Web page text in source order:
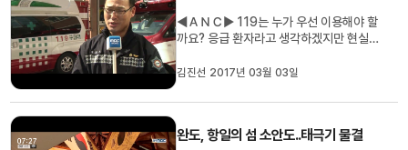
◀ＡＮＣ▶ 119는 누가 우선 이용해야 할
까요? 응급 환자라고 생각하겠지만 현실이
다. ◀ＥＮＤ▶ ◀ＶＣＲ▶ 목포소방서
24시간 동안 접수된 신고는 17건. [C/G]
는 신고, 119가 출동한 뒤엔 회복됐다며...
김진선 2017년 03월 03일
완도, 항일의 섬 소안도..태극기 물결